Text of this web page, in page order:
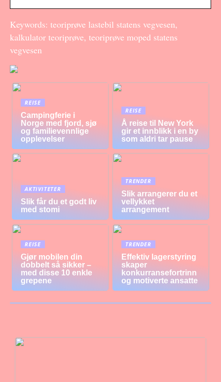
Keywords: teoriprøve lastebil statens vegvesen,
kalkulator teoriprøve, teoriprøve moped statens
vegvesen
REISE
Campingferie i
Norge med fjord, sjø
og familievennlige
opplevelser
REISE
Å reise til New York
gir et innblikk i en by
som aldri tar pause
AKTIVITETER
Slik får du et godt liv
med stomi
TRENDER
Slik arrangerer du et
vellykket
arrangement
REISE
Gjør mobilen din
dobbelt så sikker –
med disse 10 enkle
grepene
TRENDER
Effektiv lagerstyring
skaper
konkurransefortrinn
og motiverte ansatte